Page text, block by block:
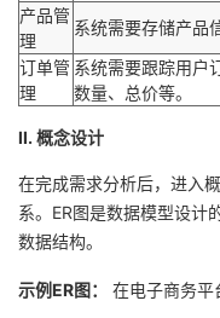
产品管
理
系统需要存储产品
订单管
理
系统需要跟踪用户
数量、总价等。
II. 概念设计
在完成需求分析后，进入
系。ER图是数据模型设计
数据结构。
示例ER图： 在电子商务平